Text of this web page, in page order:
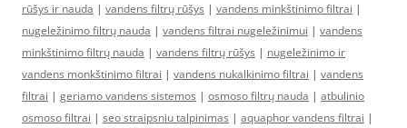
rūšys ir nauda | vandens filtrų rūšys | vandens minkštinimo filtrai |
nugeležinimo filtrų nauda | vandens filtrai nugeležinimui | vandens
minkštinimo filtrų nauda | vandens filtrų rūšys | nugeležinimo ir
vandens monkštinimo filtrai | vandens nukalkinimo filtrai | vandens
filtrai | geriamo vandens sistemos | osmoso filtrų nauda | atbulinio
osmoso filtrai | seo straipsniu talpinimas | aquaphor vandens filtrai |